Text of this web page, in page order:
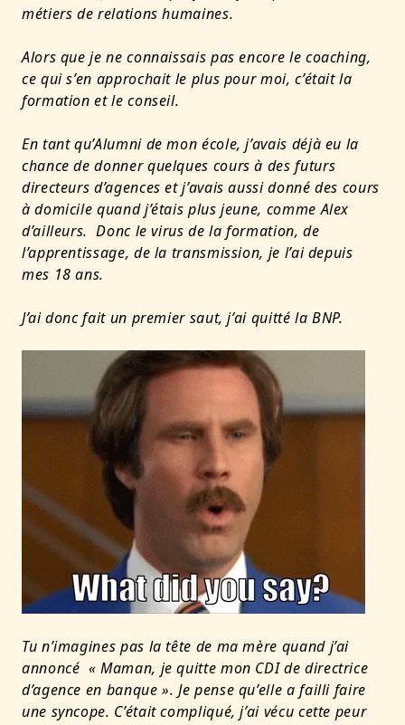
métiers de relations humaines.
Alors que je ne connaissais pas encore le coaching,
ce qui s’en approchait le plus pour moi, c’était la
formation et le conseil.
En tant qu’Alumni de mon école, j’avais déjà eu la
chance de donner quelques cours à des futurs
directeurs d’agences et j’avais aussi donné des cours
à domicile quand j’étais plus jeune, comme Alex
d’ailleurs. Donc le virus de la formation, de
l’apprentissage, de la transmission, je l’ai depuis
mes 18 ans.
J’ai donc fait un premier saut, j’ai quitté la BNP.
Tu n’imagines pas la tête de ma mère quand j’ai
annoncé « Maman, je quitte mon CDI de directrice
d’agence en banque ». Je pense qu’elle a failli faire
une syncope. C’était compliqué, j’ai vécu cette peur